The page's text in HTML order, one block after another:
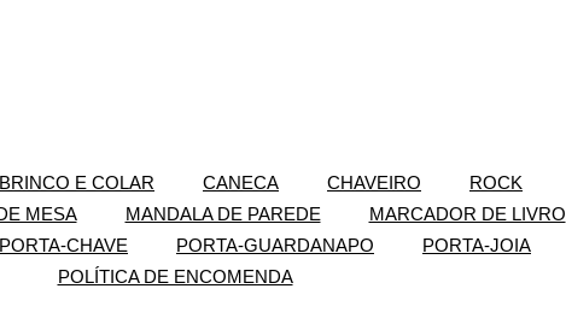
BRINCO E COLAR CANECA CHAVEIRO ROCK
MESA MANDALA DE PAREDE MARCADOR DE LIVRO
PORTA-CHAVE PORTA-GUARDANAPO PORTA-JOIA
POLÍTICA DE ENCOMENDA